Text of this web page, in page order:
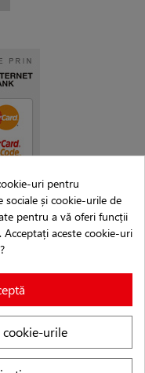
Cartea Copiilor®
uri pentru
și cookie-urile de
pentru a vă oferi funcții
aceste cookie-uri
cookie-urile